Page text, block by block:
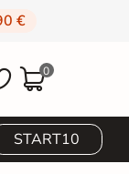
€
0
START10